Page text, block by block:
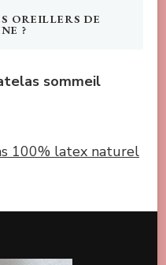
OREILLERS DE
?
sommeil
100% latex naturel